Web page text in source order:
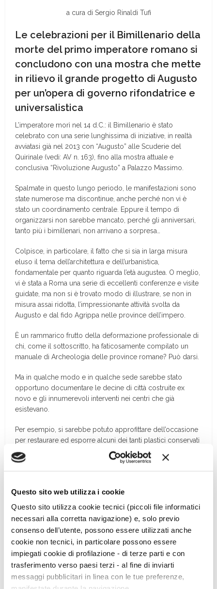
Questo sito web utilizza i cookie
Questo sito utilizza cookie tecnici (piccoli file informatici
necessari alla corretta navigazione) e, solo previo
consenso dell’utente, possono essere utilizzati anche
cookie non tecnici, in particolare possono essere
impiegati cookie di profilazione - di terze parti e con
trasferimento verso paesi terzi - al fine di inviarti
messaggi pubblicitari in linea con le tue preferenze,
a cura di Sergio Rinaldi Tufi
Le celebrazioni per il Bimillenario della
morte del primo imperatore romano si
concludono con una mostra che mette
in rilievo il grande progetto di Augusto
per un’opera di governo rifondatrice e
universalistica
L’imperatore morì nel 14 d.C.: il Bimillenario è stato
celebrato con una serie lunghissima di iniziative, in realtà
avviatasi già nel 2013 con “Augusto” alle Scuderie del
Quirinale (vedi: AV n. 163), fino alla mostra attuale e
conclusiva “Rivoluzione Augusto” a Palazzo Massimo.
Spalmate in questo lungo periodo, le manifestazioni sono
state numerose ma discontinue, anche perché non vi è
stato un coordinamento centrale. Eppure il tempo di
organizzarsi non sarebbe mancato, perché gli anniversari,
tanto più i bimillenari, non arrivano a sorpresa…
Colpisce, in particolare, il fatto che si sia in larga misura
eluso il tema dell’architettura e dell’urbanistica,
fondamentale per quanto riguarda l’età augustea. O meglio,
vi è stata a Roma una serie di eccellenti conferenze e visite
guidate, ma non si è trovato modo di illustrare, se non in
misura assai ridotta, l’impressionante attività svolta da
Augusto e dal fido Agrippa nelle province dell’impero.
È un rammarico frutto della deformazione professionale di
chi, come il sottoscritto, ha faticosamente compilato un
manuale di Archeologia delle province romane? Può darsi.
Ma in qualche modo e in qualche sede sarebbe stato
opportuno documentare le decine di città costruite ex
novo e gli innumerevoli interventi nei centri che già
esistevano.
Per esempio, si sarebbe potuto approfittare dell’occasione
per restaurare ed esporre alcuni dei tanti plastici conservati
nel Museo della Civiltà Romana, notevolissima struttura
didattica che da anni vive un’esistenza travagliata, e che
Augusto, la mostra che nel 1937-38 celebrò il bimillenario
della nascita.
Sarebbe stato anche un modo di stabilire un nesso-
confronto fra le due ricorrenze. Così non è stato, anche se
l’evento di allora e il clima in cui nacque sono stati ricordati
in un convegno dell’Istituto Nazionale di Studi Romani. […]